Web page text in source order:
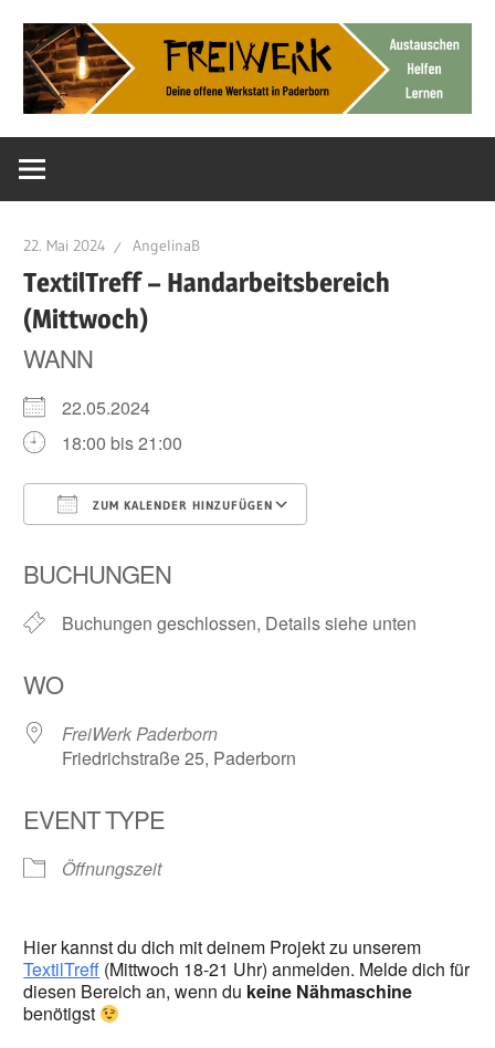
Inhalt
springen
FreiWerk
Paderborn
offene
22. Mai 2024 AngelinaB
TextilTreff – Handarbeitsbereich
(Mittwoch)
WANN
22.05.2024
18:00 bis 21:00
ZUM KALENDER HINZUFÜGEN
BUCHUNGEN
Buchungen geschlossen, Details siehe unten
WO
FreiWerk Paderborn
Friedrichstraße 25, Paderborn
EVENT TYPE
Öffnungszeit
Hier kannst du dich mit deinem Projekt zu unserem
TextilTreff (Mittwoch 18-21 Uhr) anmelden. Melde dich für
diesen Bereich an, wenn du keine Nähmaschine
benötigst